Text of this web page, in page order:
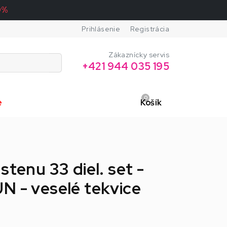
Prihlásenie Registrácia
Zákaznícky servis
+421 944 035 195
0
Košík
33 diel. set -
- veselé tekvice